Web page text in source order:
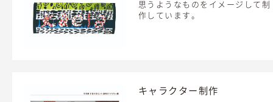
思うようなものをイメージして制
作しています。
キャラクター制作